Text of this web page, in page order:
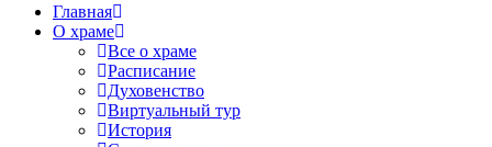
Главная
О храме
Все о храме
Расписание
Духовенство
Виртуальный тур
История